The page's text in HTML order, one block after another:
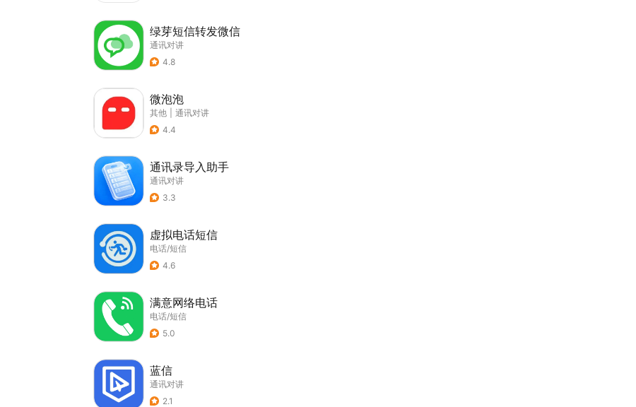
绿芽短信转发微信
通讯对讲
4.8
微泡泡
其他
通讯对讲
4.4
通讯录导入助手
通讯对讲
3.3
虚拟电话短信
电话/短信
4.6
满意网络电话
电话/短信
5.0
蓝信
通讯对讲
2.1